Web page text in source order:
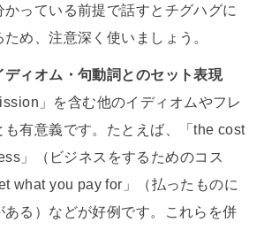
かっている前提で話すとチグハグに
め、注意深く使いましょう。
ディオム・句動詞とのセット表現
」を含む他のイディオムやフレ
も有意義です。たとえば、「the cost
」（ビジネスをするためのコス
what you pay for」（払ったものに
ある）などが好例です。これらを併